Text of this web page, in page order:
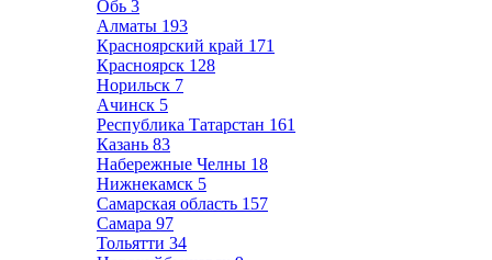
Обь 3
Алматы 193
Красноярский край 171
Красноярск 128
Норильск 7
Ачинск 5
Республика Татарстан 161
Казань 83
Набережные Челны 18
Нижнекамск 5
Самарская область 157
Самара 97
Тольятти 34